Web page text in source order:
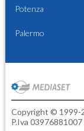
Potenza
Palermo
Copyright © 1999-
P.Iva